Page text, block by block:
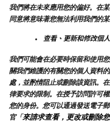
我們將在未來應用您的偏好。在
同意將意味著您無法利用我們的某
查看、更新和修改個
我們可能會在必要時保留和使用
關我們維護的有關您的個人資料
處，並酌情阻止或刪除該資訊。
律要求的限制。在授予訪問許可
您的身份。您可以通過發送電子
官「來請求查看，更改或刪除